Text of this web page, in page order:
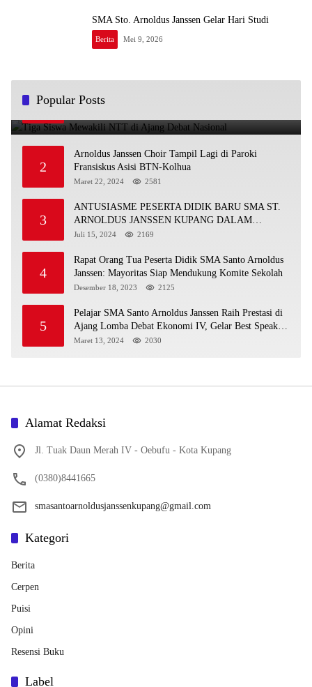
SMA Sto. Arnoldus Janssen Gelar Hari Studi
Berita Mei 9, 2026
Popular Posts
1 Tiga Siswa Mewakili NTT di Ajang Debat Nasional
2
Arnoldus Janssen Choir Tampil Lagi di Paroki
Fransiskus Asisi BTN-Kolhua
Maret 22, 2024 2581
3
ANTUSIASME PESERTA DIDIK BARU SMA ST.
ARNOLDUS JANSSEN KUPANG DALAM
MENGIKUTI MPLS HARI PERTAMA
Juli 15, 2024 2169
4
Rapat Orang Tua Peserta Didik SMA Santo Arnoldus
Janssen: Mayoritas Siap Mendukung Komite Sekolah
Desember 18, 2023 2125
5
Pelajar SMA Santo Arnoldus Janssen Raih Prestasi di
Ajang Lomba Debat Ekonomi IV, Gelar Best Speaker
Diraih Viantri Azi
Maret 13, 2024 2030
Alamat Redaksi
Jl. Tuak Daun Merah IV - Oebufu - Kota Kupang
(0380)8441665
smasantoarnoldusjanssenkupang@gmail.com
Kategori
Berita
Cerpen
Puisi
Opini
Resensi Buku
Label